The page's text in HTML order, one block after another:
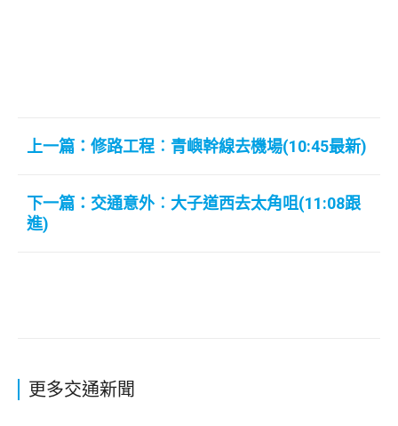
上一篇：修路工程︰青嶼幹線去機場(10:45最新)
下一篇：交通意外︰大子道西去太角咀(11:08跟
進)
更多交通新聞